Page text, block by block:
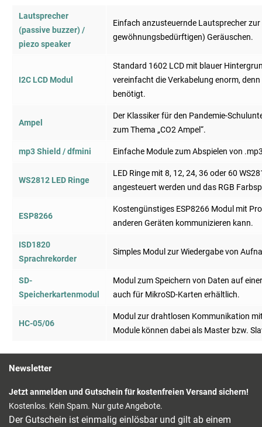
Lautsprecher
(passive buzzer) /
piezo speaker
Einfach anzusteuernde Lautsprecher
gewöhnungsbedürftigen) Geräuschen.
I2C LCD Modul
Standard 1602 LCD mit blauer
vereinfacht die Verkabelung enorm,
benötigt.
Ampel
Der Klassiker für den Pandemie-
zum Thema „CO2 Ampel“.
mp3 Shield / dfmini Einfache Module zum Abspielen von
WS2812 LED Ringe
LED Ringe mit 8, 12, 24, 36 oder 60
angesteuert werden und das RGB
ESP8266
Kostengünstiges ESP8266 Modul mit
anderen Geräten kommunizieren kann.
ISD1820
Sprachrekorder
Simples Modul zur Wiedergabe von
SD-
Speicherkartenmodul
Modul zum Speichern von Daten auf
auch für MikroSD-Karten erhältlich.
HC-05/06
Modul zur drahtlosen Kommunikation
Module können dabei als Master bzw.
Newsletter
Jetzt anmelden und Gutschein für kostenfreien Versand sichern!
Kostenlos. Kein Spam. Nur gute Angebote.
Der Gutschein ist einmalig einlösbar und gilt ab einem